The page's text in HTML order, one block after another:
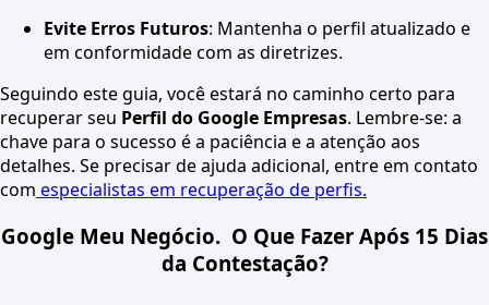
Evite Erros Futuros: Mantenha o perfil atualizado e
em conformidade com as diretrizes.
Seguindo este guia, você estará no caminho certo para
recuperar seu Perfil do Google Empresas. Lembre-se: a
chave para o sucesso é a paciência e a atenção aos
detalhes. Se precisar de ajuda adicional, entre em contato
com especialistas em recuperação de perfis.
Google Meu Negócio. O Que Fazer Após 15 Dias
da Contestação?